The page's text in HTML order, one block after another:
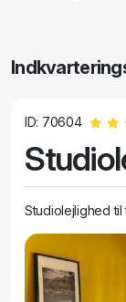
ID: 70604
Studiolejlighed